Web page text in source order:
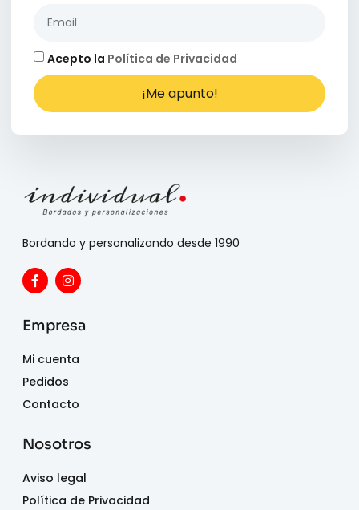
Acepto la Política de Privacidad
¡Me apunto!
Bordando y personalizando desde 1990
Empresa
Mi cuenta
Pedidos
Contacto
Nosotros
Aviso legal
Política de Privacidad